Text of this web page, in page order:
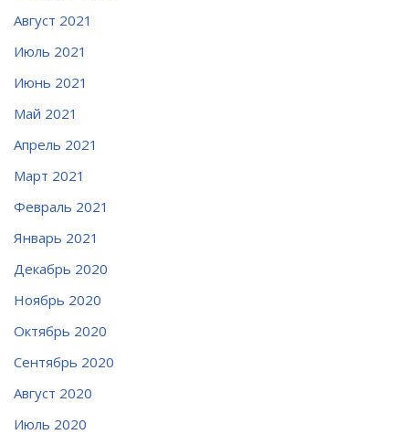
Август 2021
Июль 2021
Июнь 2021
Май 2021
Апрель 2021
Март 2021
Февраль 2021
Январь 2021
Декабрь 2020
Ноябрь 2020
Октябрь 2020
Сентябрь 2020
Август 2020
Июль 2020